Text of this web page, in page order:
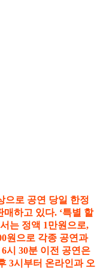
으로 공연 당일 한정
하고 있다. ‘특별 할
는 정액 1만원으로,
원으로 각종 공연과
시 30분 이전 공연은
3시부터 온라인과 오